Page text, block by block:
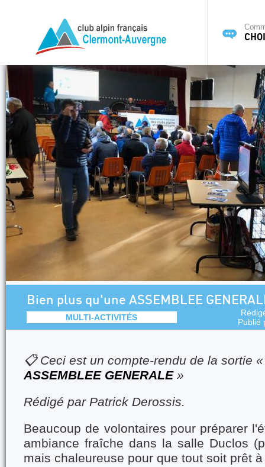
Bien plus qu'une ASSEMBLEE
MULTI-ACTIVITÉS
Publié
📋 Ceci est un compte-rendu de la sortie
ASSEMBLEE GENERALE »
Rédigé par Patrick Derossis.
Beaucoup de volontaires pour préparer
ambiance fraîche dans la salle Duclos
mais chaleureuse pour que tout soit prêt